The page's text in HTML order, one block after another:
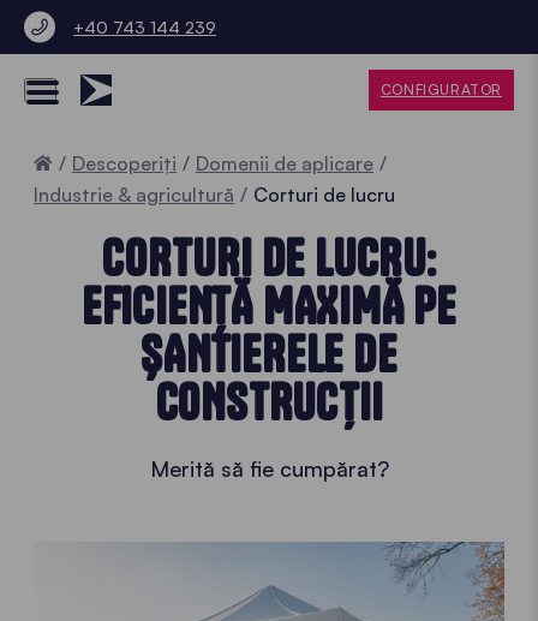
+40 743 144 239
CONFIGURATOR
Home
Descoperiți
Domenii de aplicare
Industrie & agricultură
Corturi de lucru
CORTURI DE LUCRU:
EFICIENȚĂ MAXIMĂ PE
ȘANTIERELE DE
CONSTRUCȚII
Merită să fie cumpărat?